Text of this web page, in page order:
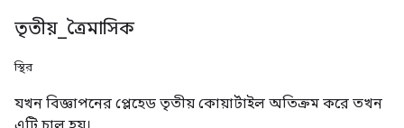
তৃতীয় ত্রৈমাসিক
স্থির
যখন বিজ্ঞাপনের প্লেহেড তৃতীয় কোয়ার্টাইল অতিক্রম করে তখন